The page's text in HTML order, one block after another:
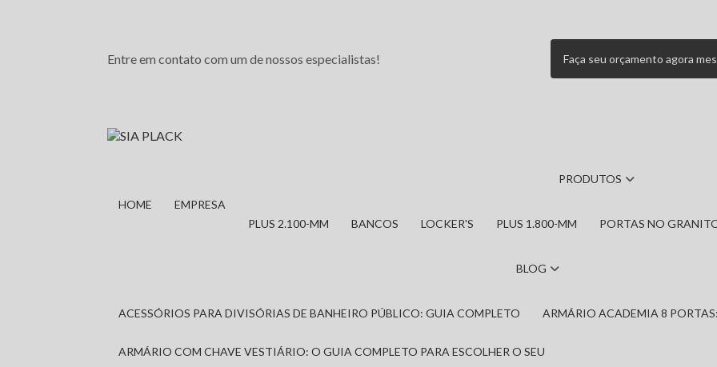
Entre em contato com um de nossos especialistas! Faça seu orçamento agora
HOME EMPRESA
PRODUTOS
PLUS 2.100-MM BANCOS LOCKER'S PLUS 1.800-MM PORTAS NO
BLOG
ACESSÓRIOS PARA DIVISÓRIAS DE BANHEIRO PÚBLICO: GUIA COMPLETO ARMÁRIO ACADEMIA 8
ARMÁRIO COM CHAVE VESTIÁRIO: O GUIA COMPLETO PARA ESCOLHER O SEU